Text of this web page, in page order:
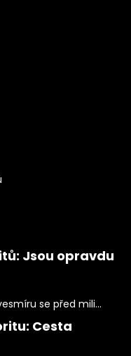
Jsou opravdu
se před mili...
Cesta